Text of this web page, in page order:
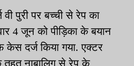
पुरी पर बच्ची से रेप का
4 जून को पीड़िका के बयान
केस दर्ज किया गया. एक्टर
नाबालिग से रेप के